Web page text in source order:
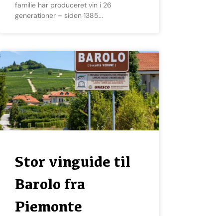
familie har produceret vin i 26
generationer – siden 1385
Stor vinguide til
Barolo fra
Piemonte